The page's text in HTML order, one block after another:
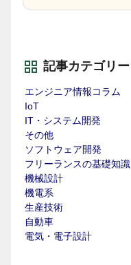
記事カテゴリー
エンジニア情報コラム
IoT
IT・システム開発
その他
ソフトウェア開発
フリーランスの基礎知識
機械設計
機電系
生産技術
自動車
電気・電子設計